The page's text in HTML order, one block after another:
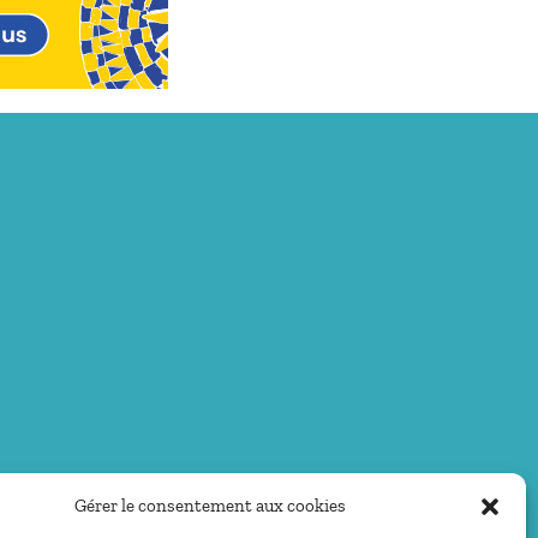
Gérer le consentement aux cookies